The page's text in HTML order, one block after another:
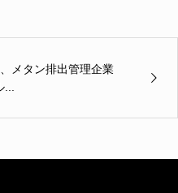
メタン排出管理企業
...